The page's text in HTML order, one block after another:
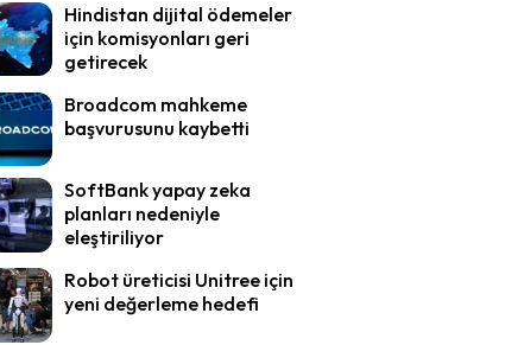
Hindistan dijital ödemeler
için komisyonları geri
getirecek
Broadcom mahkeme
başvurusunu kaybetti
SoftBank yapay zeka
planları nedeniyle
eleştiriliyor
Robot üreticisi Unitree için
yeni değerleme hedefi